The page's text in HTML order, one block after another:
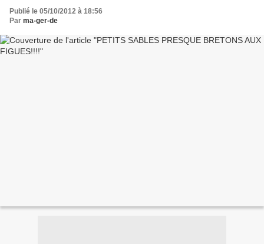
Publié le 05/10/2012 à 18:56
Par ma-ger-de